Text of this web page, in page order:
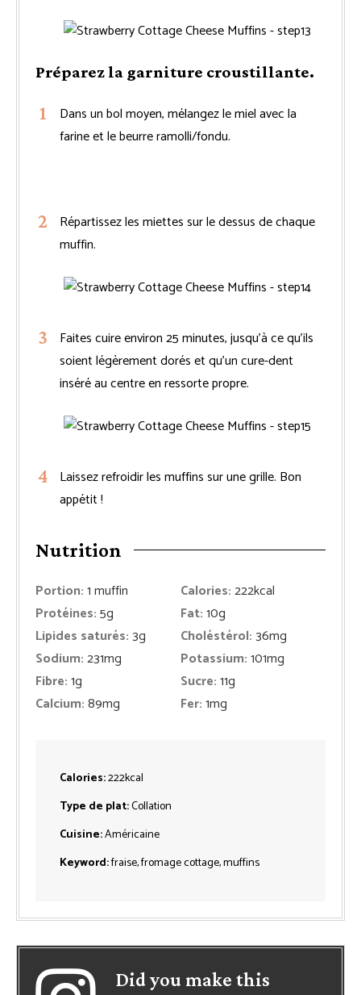
Préparez la garniture croustillante.
Dans un bol moyen, mélangez le miel avec la
farine et le beurre ramolli/fondu.
Répartissez les miettes sur le dessus de chaque
muffin.
Faites cuire environ 25 minutes, jusqu’à ce qu’ils
soient légèrement dorés et qu’un cure-dent
inséré au centre en ressorte propre.
Laissez refroidir les muffins sur une grille. Bon
appétit !
Nutrition
Portion:1muffin Calories:222kcal
Protéines:5g Fat:10g
Lipides saturés:3g Choléstérol:36mg
Sodium:231mg Potassium:101mg
Fibre:1g Sucre:11g
Calcium:89mg Fer:1mg
Calories:222kcal
Type de plat:Collation
Cuisine:Américaine
Keyword:fraise, fromage cottage, muffins
Did you make this